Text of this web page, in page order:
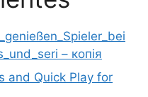
– копія
and Quick Play for